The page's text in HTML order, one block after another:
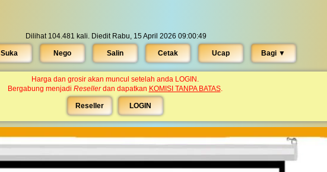
Dilihat 104.481 kali. Diedit Rabu, 15 April 2026 09:00:49
Suka Nego Salin Cetak Ucap Bagi ▼︎
Harga dan grosir akan muncul setelah anda LOGIN.
Bergabung menjadi Resellerdan dapatkan KOMISI TANPA BATAS.
Reseller LOGIN